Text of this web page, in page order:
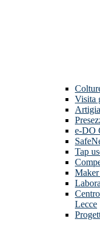
Visita
e-DO
Tap
Lecce